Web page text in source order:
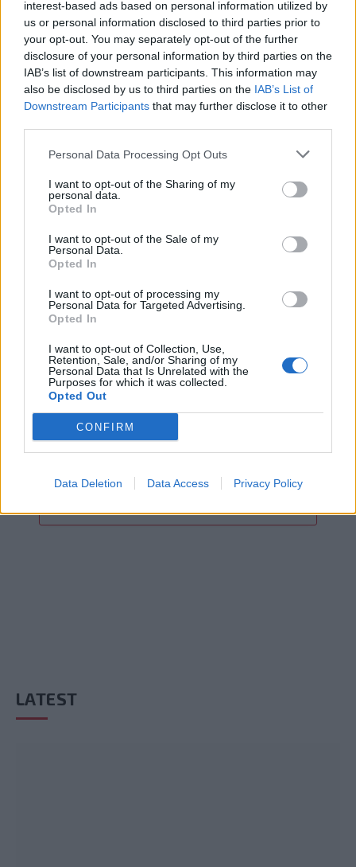
interest-based ads based on personal information utilized by
us or personal information disclosed to third parties prior to
your opt-out. You may separately opt-out of the further
disclosure of your personal information by third parties on the
IAB’s list of downstream participants. This information may
also be disclosed by us to third parties on the IAB’s List of
Downstream Participants that may further disclose it to other
Personal Data Processing Opt Outs
I want to opt-out of the Sharing of my
personal data.
Opted In
I want to opt-out of the Sale of my
Personal Data.
Opted In
I want to opt-out of processing my
Personal Data for Targeted Advertising.
Opted In
I want to opt-out of Collection, Use,
Retention, Sale, and/or Sharing of my
Personal Data that Is Unrelated with the
Purposes for which it was collected.
Opted Out
CONFIRM
Data Deletion Data Access Privacy Policy
Ο Geralt επιστρέφει! Πρώτη παρουσίαση του
νέου expansion του The Witcher 3 στη
15ο eCommerce & Digital Marketing World
2026: «The Growth Playbook!» με 2+1
συνέδρια στις 4 Νοεμβρίου!
LATEST